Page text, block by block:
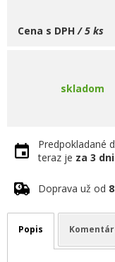
Cena s DPH/ 5 ks
skladom
Predpokladané
teraz je za 3 dni
Doprava už od
Popis